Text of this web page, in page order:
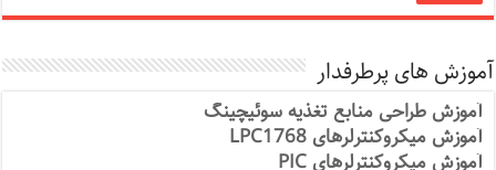
آموزش های پرطرفدار
آموزش طراحی منابع تغذیه سوئیچینگ
آموزش میکروکنترلرهای LPC1768
آموزش میکروکنترلرهای PIC